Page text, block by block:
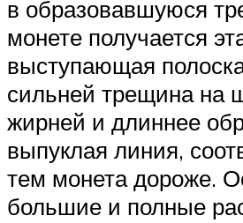
в образовавшуюся
монете получается
выступающая
сильней трещина на
жирней и длиннее
выпуклая линия,
тем монета дороже.
большие и полные